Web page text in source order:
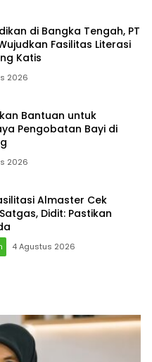
di Bangka Tengah, PT
Fasilitas Literasi
Katis
2026
Bantuan untuk
Pengobatan Bayi di
2026
Almaster Cek
Didit: Pastikan
4 Agustus 2026